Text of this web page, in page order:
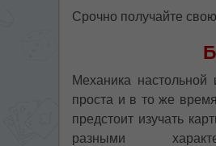
Срочно получайте
Механика настольной
проста и в то же
предстоит изучать
разными